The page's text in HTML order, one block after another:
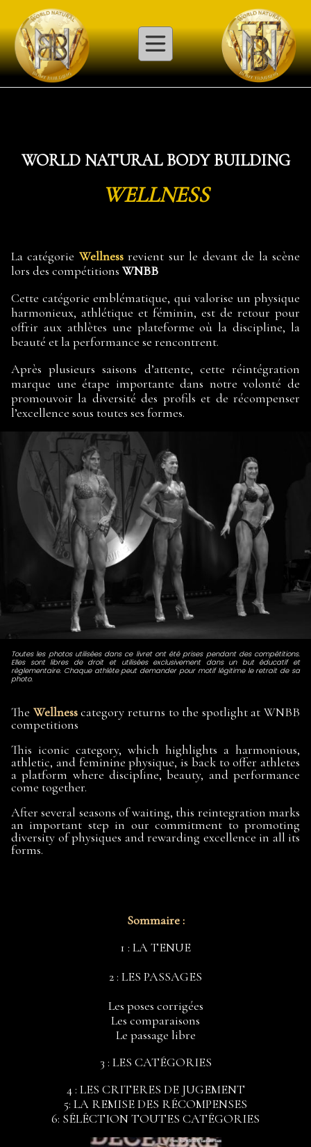
WORLD NATURAL BODY BUILDING
WELLNESS
La catégorie Wellnessrevient sur le devant de la scène
lors des compétitions WNBB
Cette catégorie emblématique, qui valorise un physique
harmonieux, athlétique et féminin, est de retour pour
offrir aux athlètes une plateforme où la discipline, la
beauté et la performance se rencontrent.
Après plusieurs saisons d’attente, cette réintégration
marque une étape importante dans notre volonté de
promouvoir la diversité des profils et de récompenser
l’excellence sous toutes ses formes.
Toutes les photos utilisées dans ce livret ont été prises pendant des compétitions.
Elles sont libres de droit et utilisées exclusivement dans un but éducatif et
règlementaire. Chaque athlète peut demander pour motif légitime le retrait de sa
photo.
The Wellnesscategory returns to the spotlight at WNBB
competitions
This iconic category, which highlights a harmonious,
athletic, and feminine physique, is back to offer athletes
a platform where discipline, beauty, and performance
come together.
After several seasons of waiting, this reintegration marks
an important step in our commitment to promoting
diversity of physiques and rewarding excellence in all its
forms.
Sommaire :
1 : LA TENUE
2 : LES PASSAGES
Les poses corrigées
Les comparaisons
Le passage libre
3 : LES CATÉGORIES
4 : LES CRITERES DE JUGEMENT
5: LA REMISE DES RÉCOMPENSES
6: SÉLÉCTION TOUTES CATÉGORIES